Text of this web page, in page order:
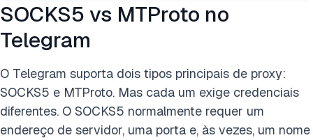
SOCKS5 vs MTProto no
Telegram
O Telegram suporta dois tipos principais de proxy:
SOCKS5 e MTProto. Mas cada um exige credenciais
diferentes. O SOCKS5 normalmente requer um
endereço de servidor, uma porta e, às vezes, um nome